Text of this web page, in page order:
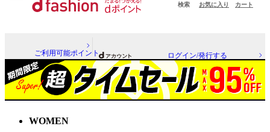
検索 お気に入り カート
ご利用可能ポイント ログイン/発行する
WOMEN